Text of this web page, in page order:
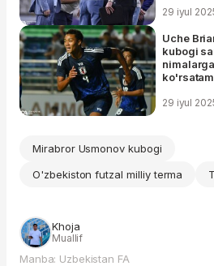
29 iyul
Uche
kubogi
29 iyul
Mirabror Usmonov kubogi
O'zbekiston futzal milliy terma
Khoja
Muallif
Manba: Uzbekistan FA